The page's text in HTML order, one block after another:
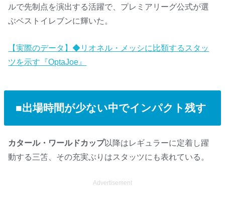
ルで先制点を演出する活躍で、プレミアリーグ公式が選
ぶベストイレブンに輝いた。
【実際のデータ】◆リオネル・メッシに比類するスタッ
ツを示す『OptaJoe』
■出場時間が少ない中でインパクト残す
カタール・ワールドカップ以降はレギュラーに定着し躍
動する三笘、その充実ぶりはスタッツにも表れている。
Advertisement